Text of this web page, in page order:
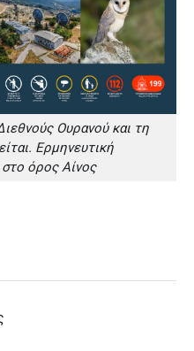
Ουρανού και τη
Ερμηνευτική
όρος Αίνος